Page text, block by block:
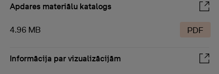
Apdares materiālu katalogs
4.96 MB PDF
Informācija par vizualizācijām